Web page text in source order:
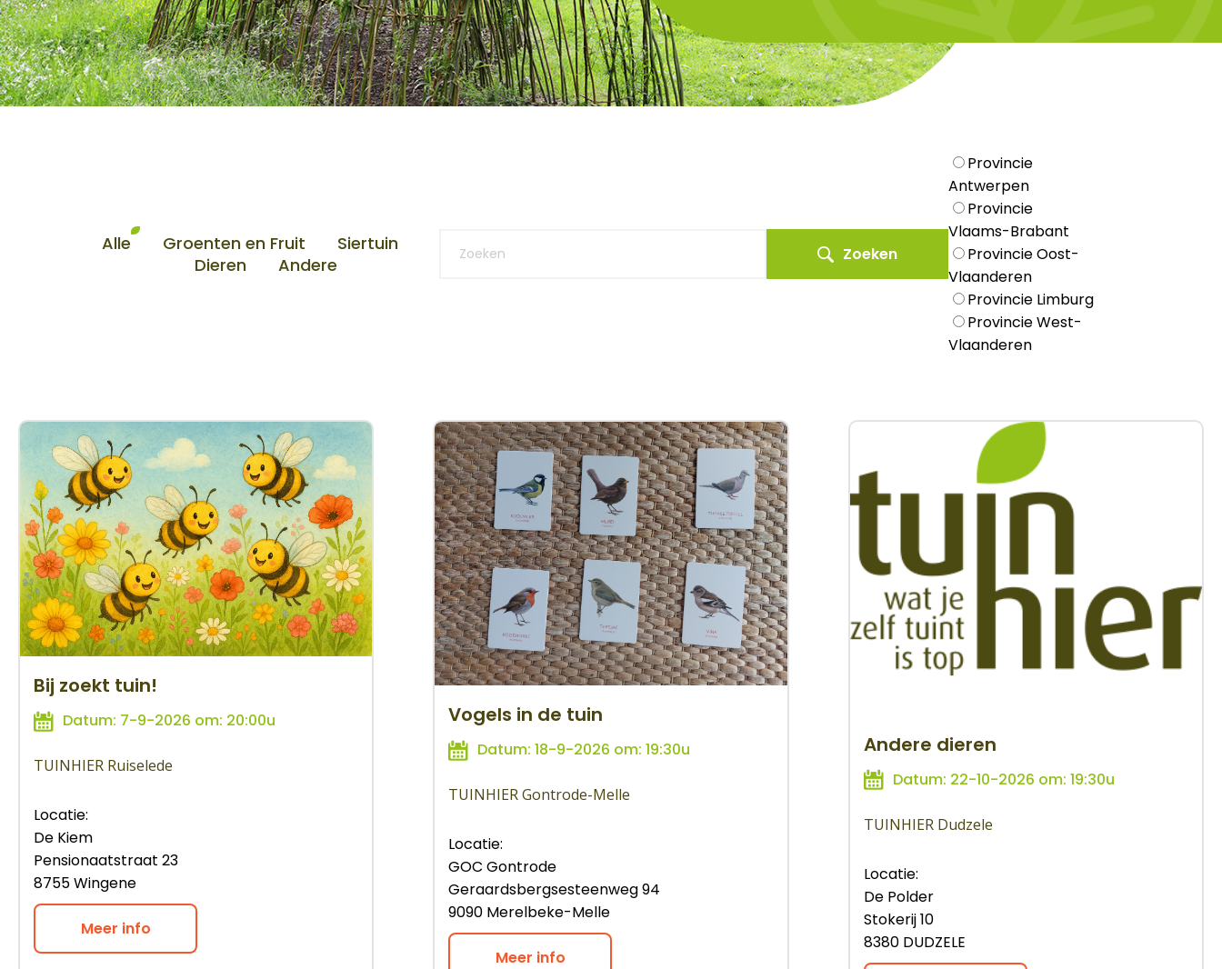
Alle Groenten en Fruit
Siertuin
Dieren
Andere Zoeken
Provincie
Antwerpen
Provincie
Vlaams-Brabant
Provincie Oost-
Vlaanderen
Provincie Limburg
Provincie West-
Vlaanderen
Bij zoekt tuin!
Datum: 7-9-2026 om: 20:00u
TUINHIER Ruiselede
Locatie:
De Kiem
Pensionaatstraat 23
8755 Wingene
Meer info
Vogels in de tuin
Datum: 18-9-2026 om: 19:30u
TUINHIER Gontrode-Melle
Locatie:
GOC Gontrode
Geraardsbergsesteenweg 94
9090 Merelbeke-Melle
Meer info
Andere dieren
Datum: 22-10-2026 om: 19:30u
TUINHIER Dudzele
Locatie:
De Polder
Stokerij 10
8380 DUDZELE